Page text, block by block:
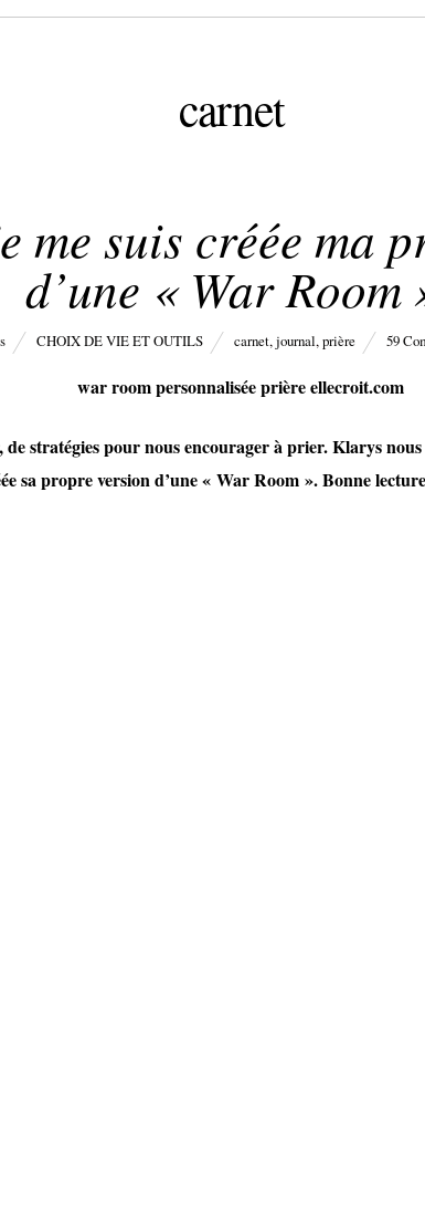
carnet
me suis créée ma
d’une « War Room
CHOIX DE VIE ET OUTILS carnet,journal,prière 59
stratégies pour nous encourager à prier. Klarys
sa propre version d’une « War Room ». Bonne lecture